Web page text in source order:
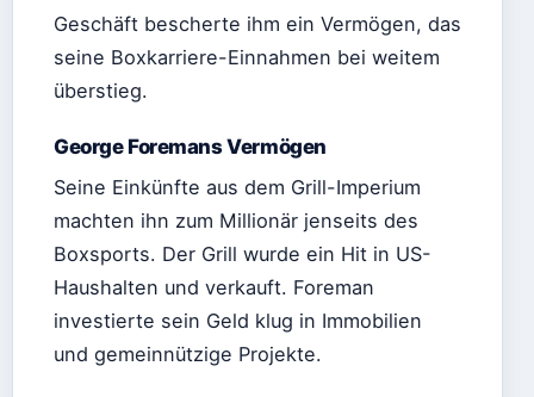
Geschäft bescherte ihm ein Vermögen, das
seine Boxkarriere-Einnahmen bei weitem
überstieg.
George Foremans Vermögen
Seine Einkünfte aus dem Grill-Imperium
machten ihn zum Millionär jenseits des
Boxsports. Der Grill wurde ein Hit in US-
Haushalten und verkauft. Foreman
investierte sein Geld klug in Immobilien
und gemeinnützige Projekte.